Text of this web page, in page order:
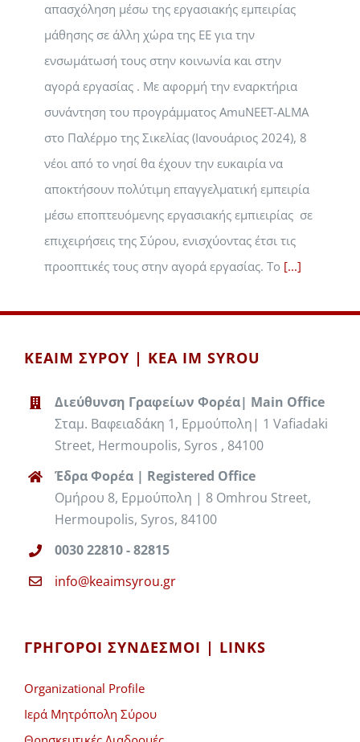
απασχόληση μέσω της εργασιακής εμπειρίας
μάθησης σε άλλη χώρα της ΕΕ για την
ενσωμάτωσή τους στην κοινωνία και στην
αγορά εργασίας . Με αφορμή την εναρκτήρια
συνάντηση του προγράμματος AmuNEET-ALMA
στο Παλέρμο της Σικελίας (Ιανουάριος 2024), 8
νέοι από το νησί θα έχουν την ευκαιρία να
αποκτήσουν πολύτιμη επαγγελματική εμπειρία
μέσω εποπτευόμενης εργασιακής εμπιειρίας σε
επιχειρήσεις της Σύρου, ενισχύοντας έτσι τις
προοπτικές τους στην αγορά εργασίας. Το [...]
ΚΕΑΙΜ ΣΥΡΟΥ | KEA IM SYROU
Διεύθυνση Γραφείων Φορέα| Main Office
Σταμ. Βαφειαδάκη 1, Ερμούπολη| 1 Vafiadaki
Street, Hermoupolis, Syros , 84100
Έδρα Φορέα | Registered Office
Ομήρου 8, Ερμούπολη | 8 Omhrou Street,
Hermoupolis, Syros, 84100
0030 22810 - 82815
info@keaimsyrou.gr
ΓΡΉΓΟΡΟΙ ΣΎΝΔΕΣΜΟΙ | LINKS
Organizational Profile
Ιερά Μητρόπολη Σύρου